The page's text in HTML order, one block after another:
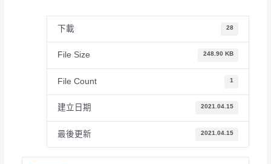
下載 28
File Size 248.90 KB
File Count 1
建立日期 2021.04.15
最後更新 2021.04.15